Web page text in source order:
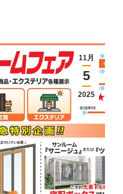
11月
5
2025